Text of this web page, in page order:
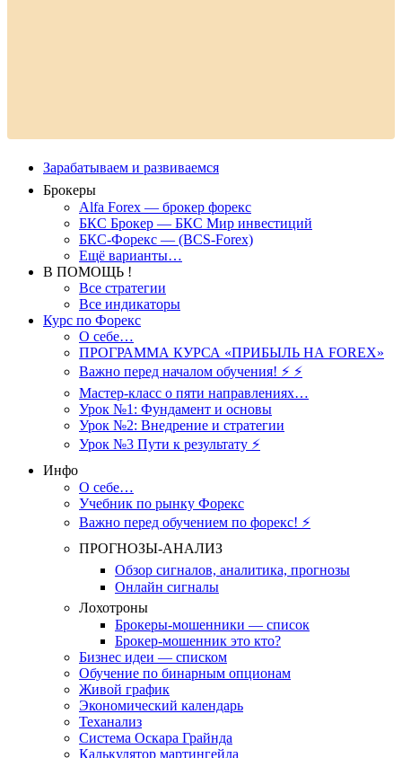
Зарабатываем и развиваемся
Брокеры
Alfa Forex — брокер форекс
БКС Брокер — БКС Мир инвестиций
БКС-Форекс — (BCS-Forex)
Ещё варианты…
В ПОМОЩЬ !
Все стратегии
Все индикаторы
Курс по Форекс
О себе…
ПРОГРАММА КУРСА «ПРИБЫЛЬ НА FOREX»
Важно перед началом обучения! ⚡ ⚡
Мастер-класс о пяти направлениях…
Урок №1: Фундамент и основы
Урок №2: Внедрение и стратегии
Урок №3 Пути к результату ⚡️
Инфо
О себе…
Учебник по рынку Форекс
Важно перед обучением по форекс! ⚡
ПРОГНОЗЫ-АНАЛИЗ
Обзор сигналов, аналитика, прогнозы
Онлайн сигналы
Лохотроны
Брокеры-мошенники — список
Брокер-мошенник это кто?
Бизнес идеи — списком
Обучение по бинарным опционам
Живой график
Экономический календарь
Теханализ
Система Оскара Грайнда
Калькулятор мартингейла